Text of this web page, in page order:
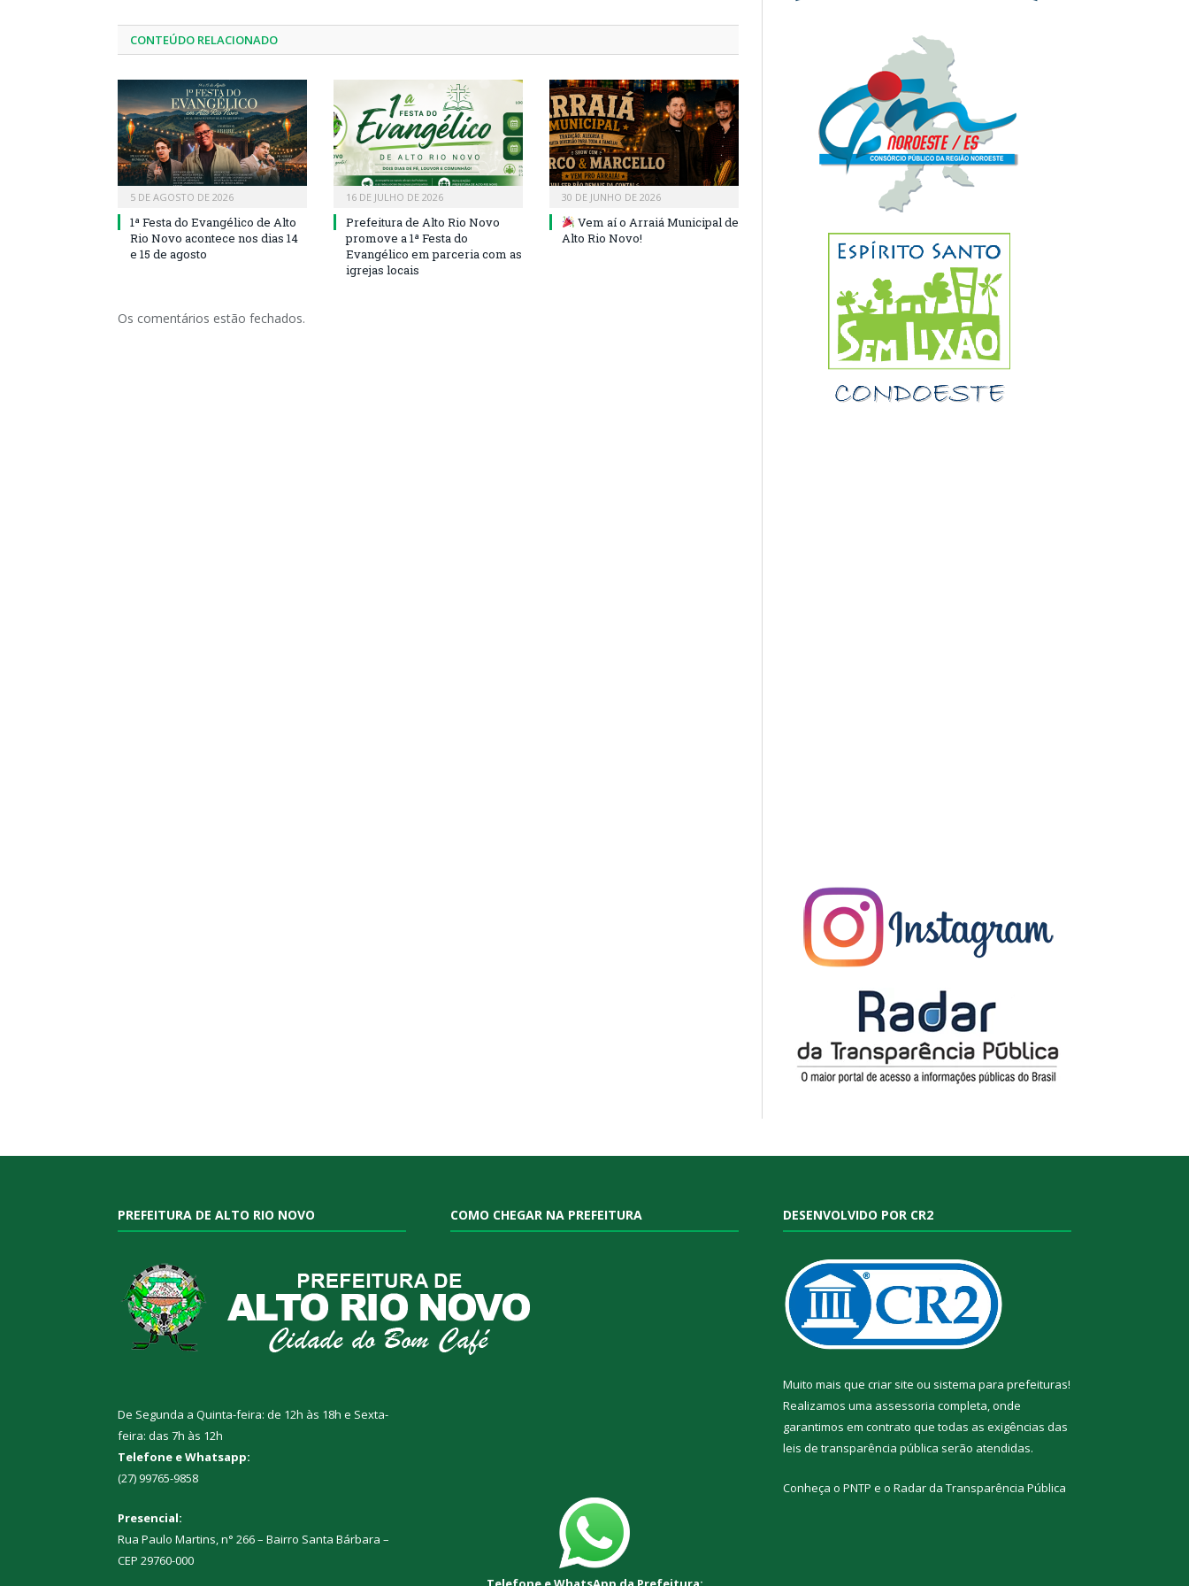
CONTEÚDO RELACIONADO
5 DE AGOSTO DE 2026
1ª Festa do Evangélico de Alto
Rio Novo acontece nos dias 14
e 15 de agosto
16 DE JULHO DE 2026
Prefeitura de Alto Rio Novo
promove a 1ª Festa do
Evangélico em parceria com as
igrejas locais
30 DE JUNHO DE 2026
Vem aí o Arraiá Municipal de
Alto Rio Novo!
Os comentários estão fechados.
PREFEITURA DE ALTO RIO NOVO
De Segunda a Quinta-feira: de 12h às 18h e Sexta-
feira: das 7h às 12h
Telefone e Whatsapp:
(27) 99765-9858
Presencial:
Rua Paulo Martins, n° 266 – Bairro Santa Bárbara –
CEP 29760-000
COMO CHEGAR NA PREFEITURA DESENVOLVIDO POR CR2
Muito mais que criar site ou sistema para prefeituras!
Realizamos uma assessoria completa, onde
garantimos em contrato que todas as exigências das
leis de transparência pública serão atendidas.
Conheça o PNTP e o Radar da Transparência Pública